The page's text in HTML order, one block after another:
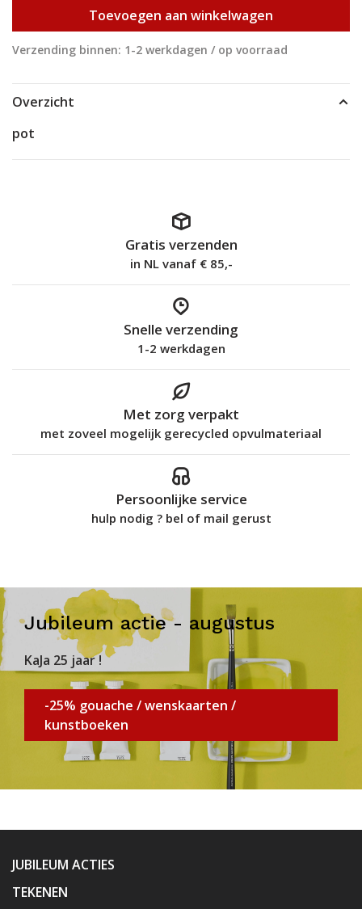
Toevoegen aan winkelwagen
Verzending binnen: 1-2 werkdagen / op voorraad
Overzicht
pot
Gratis verzenden
in NL vanaf € 85,-
Snelle verzending
1-2 werkdagen
Met zorg verpakt
met zoveel mogelijk gerecycled opvulmateriaal
Persoonlijke service
hulp nodig ? bel of mail gerust
Jubileum actie - augustus
KaJa 25 jaar !
-25% gouache / wenskaarten /
kunstboeken
JUBILEUM ACTIES
TEKENEN